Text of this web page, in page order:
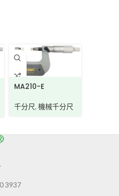
MA210-E
千分尺, 機械千分尺
3937